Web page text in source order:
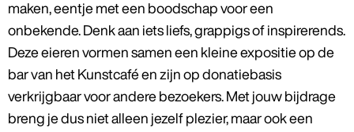
maken, eentje met een boodschap voor een
onbekende. Denk aan iets liefs, grappigs of inspirerends.
Deze eieren vormen samen een kleine expositie op de
bar van het Kunstcafé en zijn op donatiebasis
verkrijgbaar voor andere bezoekers. Met jouw bijdrage
breng je dus niet alleen jezelf plezier, maar ook een